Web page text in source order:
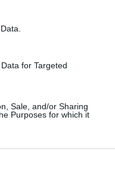
for Targeted
Sale, and/or Sharing
Purposes for which it
και εστίασης, η
Η Πάρος ακολουθεί με
χιλιάδες πιο
Τήνο με 23.915.341.
Κύθνο που
καταλυμάτων και των